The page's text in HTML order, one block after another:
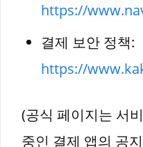
https://
결제 보안 정책:
https://
(공식 페이지는 서
중인 결제 앱의 공